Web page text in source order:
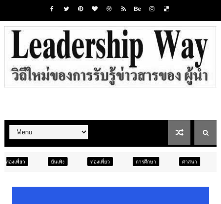
เทิง ท่องเที่ยว การศึกษา ศาสนา การศึกษา